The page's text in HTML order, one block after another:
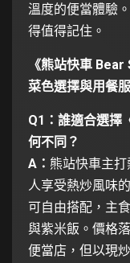
溫度的便當體驗
得值得記住。
《熊站快車
菜色選擇與用餐
Q1：誰適合選擇
何不同？
A： 熊站快車主
人享受熱炒風味
可自由搭配，主
與紫米飯。價格
便當店，但以現